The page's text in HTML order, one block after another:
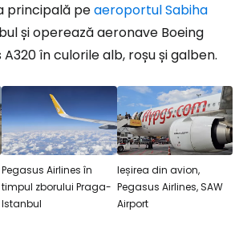
principală peaeroportul Sabiha
și operează aeronave Boeing
în culorile alb, roșu și galben.
Pegasus Airlines în
timpul zborului Praga-
Istanbul
Ieșirea din avion,
Pegasus Airlines, SAW
Airport